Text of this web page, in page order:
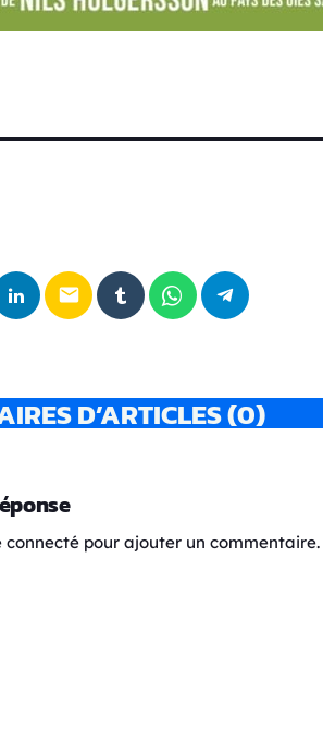
email
D’ARTICLES (0)
connecté pour ajouter un commentaire.